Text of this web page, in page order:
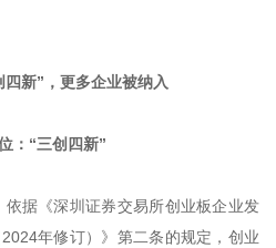
新”，更多企业被纳入
：“三创四新”
据《深圳证券交易所创业板企业发
年修订）》第二条的规定，创业